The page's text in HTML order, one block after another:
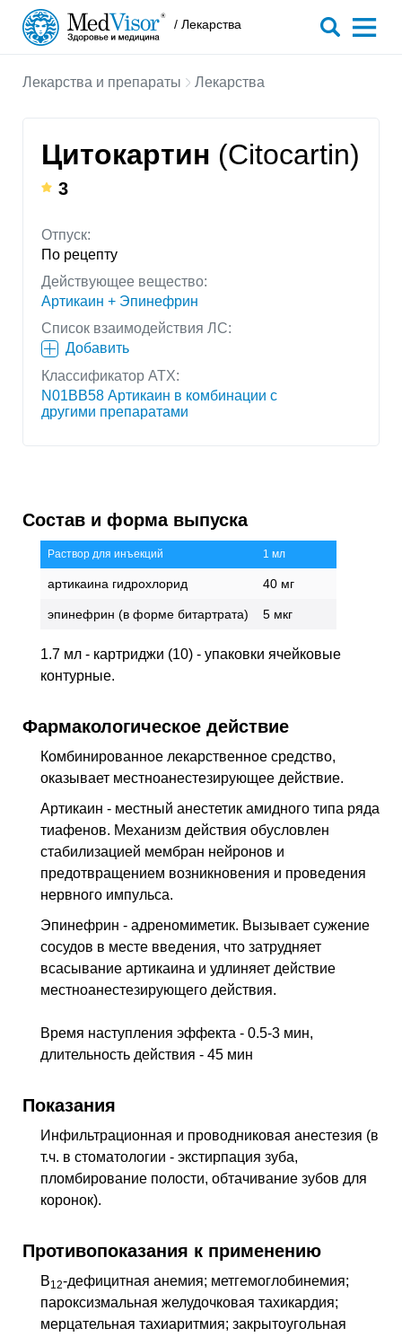
/ Лекарства
Лекарства и препараты Лекарства
Цитокартин (Citocartin)
3
Отпуск:
По рецепту
Действующее вещество:
Артикаин + Эпинефрин
Список взаимодействия ЛС:
Добавить
Классификатор АТХ:
N01BB58 Артикаин в комбинации с
другими препаратами
Состав и форма выпуска
Раствор для инъекций 1 мл
артикаина гидрохлорид 40 мг
эпинефрин (в форме битартрата) 5 мкг
1.7 мл - картриджи (10) - упаковки ячейковые
контурные.
Фармакологическое действие
Комбинированное лекарственное средство,
оказывает местноанестезирующее действие.
Артикаин - местный анестетик амидного типа ряда
тиафенов. Механизм действия обусловлен
стабилизацией мембран нейронов и
предотвращением возникновения и проведения
нервного импульса.
Эпинефрин - адреномиметик. Вызывает сужение
сосудов в месте введения, что затрудняет
всасывание артикаина и удлиняет действие
местноанестезирующего действия.
Время наступления эффекта - 0.5-3 мин,
длительность действия - 45 мин
Показания
Инфильтрационная и проводниковая анестезия (в
т.ч. в стоматологии - экстирпация зуба,
пломбирование полости, обтачивание зубов для
коронок).
Противопоказания к применению
B12-дефицитная анемия; метгемоглобинемия;
пароксизмальная желудочковая тахикардия;
мерцательная тахиаритмия; закрытоугольная